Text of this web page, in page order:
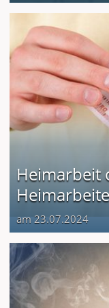
Heimarbeit
am 23.07.2024